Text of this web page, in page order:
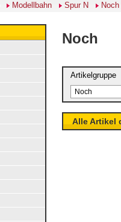
Modellbahn Spur N Noch
Noch
Artikelgruppe
Alle Artikel